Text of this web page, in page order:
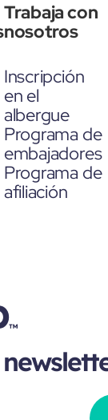
Trabaja con
nosotros
Inscripción
en el
albergue
Programa de
embajadores
Programa de
afiliación